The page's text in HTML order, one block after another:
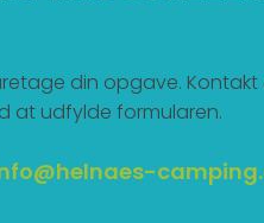
din opgave. Kontakt
at udfylde formularen.